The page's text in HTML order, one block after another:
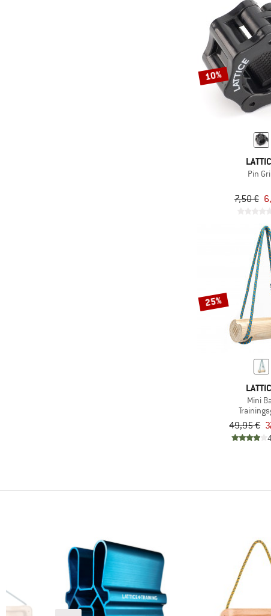
10%
Pin
7,50 €
25%
Mini
49,95 €